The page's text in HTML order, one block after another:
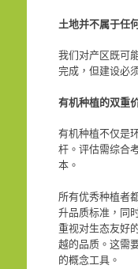
土地并不属于任
我们对产区既可
完成，但建设必
有机种植的双重
有机种植不仅是
杆。评估需综合
本。
所有优秀种植者
升品质标准，同
重视对生态友好
越的品质。这需
的概念工具。